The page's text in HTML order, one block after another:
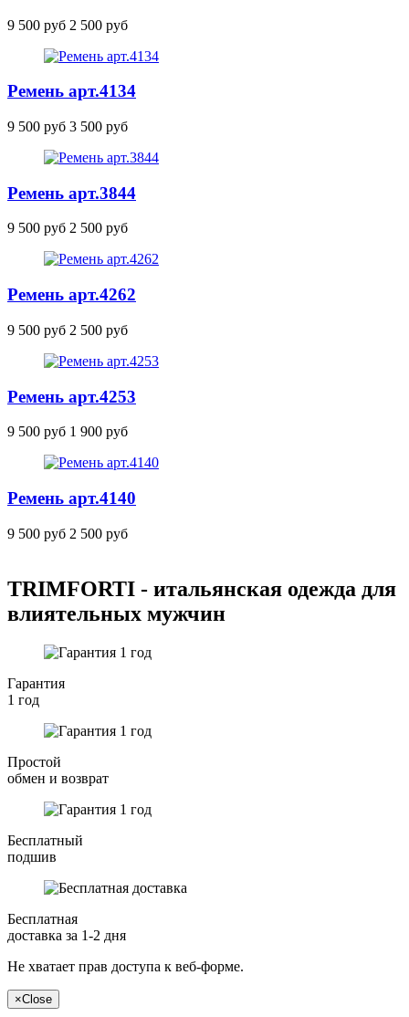
9 500 руб 2 500 руб
Ремень арт.4134
9 500 руб 3 500 руб
Ремень арт.3844
9 500 руб 2 500 руб
Ремень арт.4262
9 500 руб 2 500 руб
Ремень арт.4253
9 500 руб 1 900 руб
Ремень арт.4140
9 500 руб 2 500 руб
TRIMFORTI - итальянская одежда для
влиятельных мужчин
Гарантия
1 год
Простой
обмен и возврат
Бесплатный
подшив
Бесплатная
доставка за 1-2 дня
Не хватает прав доступа к веб-форме.
×Close